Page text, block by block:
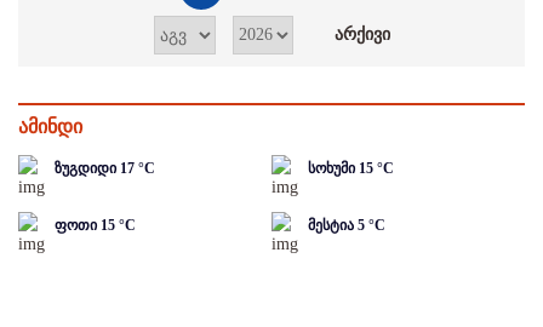
ამინდი
ზუგდიდი 17 °C სოხუმი 15 °C
ფოთი 15 °C მესტია 5 °C